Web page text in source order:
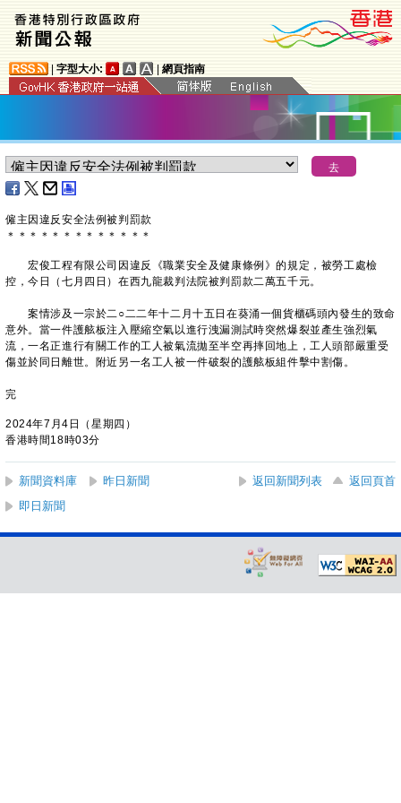
字型大小: 網頁指南
僱主因違反安全法例被判罰款
＊ ＊ ＊ ＊ ＊ ＊ ＊ ＊ ＊ ＊ ＊ ＊ ＊
​宏俊工程有限公司因違反《職業安全及健康條例》的規定，被勞工處檢
控，今日（七月四日）在西九龍裁判法院被判罰款二萬五千元。
案情涉及一宗於二○二二年十二月十五日在葵涌一個貨櫃碼頭內發生的致命
意外。當一件護舷板注入壓縮空氣以進行洩漏測試時突然爆裂並產生強烈氣
流，一名正進行有關工作的工人被氣流拋至半空再摔回地上，工人頭部嚴重受
傷並於同日離世。附近另一名工人被一件破裂的護舷板組件擊中割傷。
完
2024年7月4日（星期四）
香港時間18時03分
新聞資料庫 昨日新聞 返回新聞列表
返回頁首
即日新聞